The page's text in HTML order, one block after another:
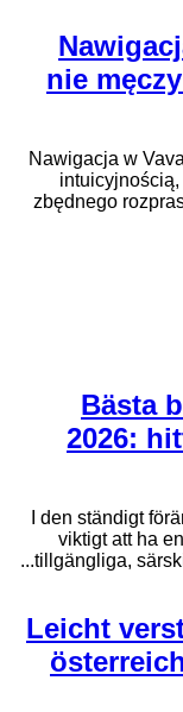
nie
Nawigacja w
zbędnego
Bästa
2026:
I den ständigt
viktigt att ha
tillgängliga,
Leicht